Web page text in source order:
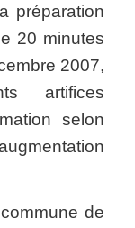
préparation
20 minutes
2007,
artifices
selon
de